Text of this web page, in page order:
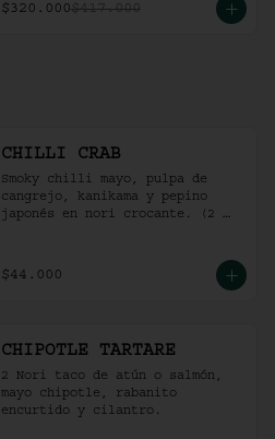
Tartare.
4 Und Noritaco Chilli Crab.
$320.000$417.000
CHILLI CRAB
Smoky chilli mayo, pulpa de
cangrejo, kanikama y pepino
japonés en nori crocante. (2
$44.000
CHIPOTLE TARTARE
2 Nori taco de atún o salmón,
mayo chipotle, rabanito
encurtido y cilantro.